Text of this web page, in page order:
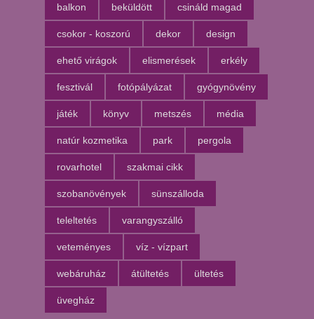
balkon beküldött csináld magad
csokor - koszorú dekor design
ehető virágok elismerések erkély
fesztivál fotópályázat gyógynövény
játék könyv metszés média
natúr kozmetika park pergola
rovarhotel szakmai cikk
szobanövények sünszálloda
teleltetés varangyszálló
veteményes víz - vízpart
webáruház átültetés ültetés
üvegház